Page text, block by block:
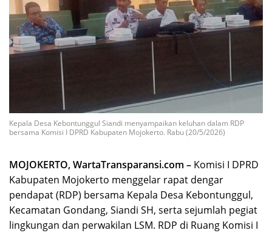
Kepala Desa Kebontunggul Siandi menyampaikan keluhan dalam RDP
bersama Komisi I DPRD Kabupaten Mojokerto. Rabu (20/5/2026)
MOJOKERTO, WartaTransparansi.com – Komisi I DPRD
Kabupaten Mojokerto menggelar rapat dengar
pendapat (RDP) bersama Kepala Desa Kebontunggul,
Kecamatan Gondang, Siandi SH, serta sejumlah pegiat
lingkungan dan perwakilan LSM. RDP di Ruang Komisi I